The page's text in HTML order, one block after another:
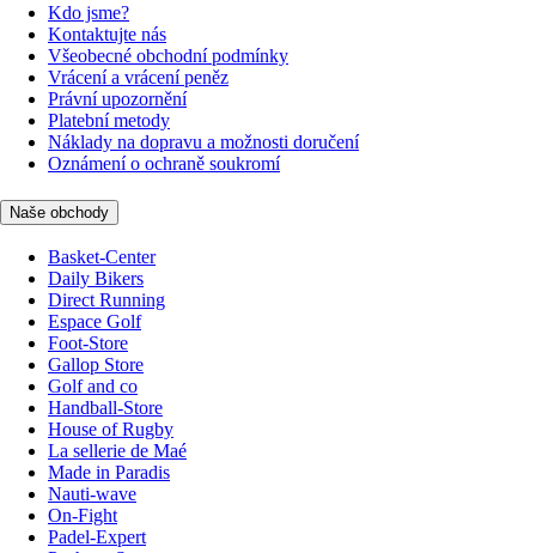
Kdo jsme?
Kontaktujte nás
Všeobecné obchodní podmínky
Vrácení a vrácení peněz
Právní upozornění
Platební metody
Náklady na dopravu a možnosti doručení
Oznámení o ochraně soukromí
Naše obchody
Basket-Center
Daily Bikers
Direct Running
Espace Golf
Foot-Store
Gallop Store
Golf and co
Handball-Store
House of Rugby
La sellerie de Maé
Made in Paradis
Nauti-wave
On-Fight
Padel-Expert